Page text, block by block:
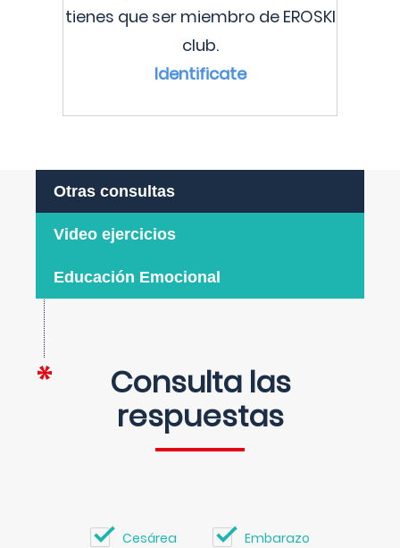
tienes que ser miembro de EROSKI
club.
Identificate
Otras consultas
Video ejercicios
Educación Emocional
Consulta las
respuestas
Cesárea Embarazo